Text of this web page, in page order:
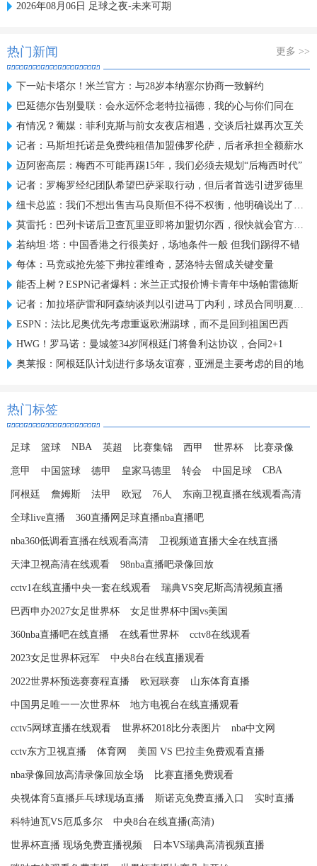
2026年08月06日 足球之夜-未来可期
热门新闻 更多 >>
下一站卡塔尔！米兰官方：与28岁本纳塞尔协商一致解约
巴延德尔告别曼联：会永远怀念老特拉福德，我的心与你们同在
有情况？葡媒：菲利克斯与前女友夜店相遇，交谈后社媒再次互关
记者：马斯坦托诺是免费纯租借加盟佛罗伦萨，后者承担全额薪水
迈阿密高层：梅西不可能再踢15年，我们必须去规划“后梅西时代”
记者：罗梅罗经纪团队希望巴萨采取行动，但后者首选引进罗德里
纽卡总监：我们不想出售吉马良斯但不得不权衡，他明确说出了意愿
莫雷托：巴列卡诺后卫查瓦里亚即将加盟切尔西，很快就会官方宣布
若纳坦·塔：中国香港之行很美好，场地条件一般 但我们踢得不错
每体：马竞或抢先签下弗拉霍维奇，瑟洛特去留成关键变量
能否上树？ESPN记者爆料：米兰正式报价博卡青年中场帕雷德斯
记者：加拉塔萨雷和阿森纳谈判以引进马丁内利，球员合同明夏到期
ESPN：法比尼奥优先考虑重返欧洲踢球，而不是回到祖国巴西
HWG！罗马诺：曼城签34岁阿根廷门将鲁利达协议，合同2+1
奥莱报：阿根廷队计划进行多场友谊赛，亚洲是主要考虑的目的地
热门标签
足球 篮球 NBA 英超 比赛集锦 西甲 世界杯 比赛录像
意甲 中国篮球 德甲 皇家马德里 转会 中国足球 CBA
阿根廷 詹姆斯 法甲 欧冠 76人 东南卫视直播在线观看高清
全球live直播 360直播网足球直播nba直播吧
nba360低调看直播在线观看高清 卫视频道直播大全在线直播
天津卫视高清在线观看 98nba直播吧录像回放
cctv1在线直播中央一套在线观看 瑞典VS突尼斯高清视频直播
巴西申办2027女足世界杯 女足世界杯中国vs美国
360nba直播吧在线直播 在线看世界杯 cctv8在线观看
2023女足世界杯冠军 中央8台在线直播观看
2022世界杯预选赛赛程直播 欧冠联赛 山东体育直播
中国男足唯一一次世界杯 地方电视台在线直播观看
cctv5网球直播在线观看 世界杯2018比分表图片 nba中文网
cctv东方卫视直播 体育网 美国 VS 巴拉圭免费观看直播
nba录像回放高清录像回放全场 比赛直播免费观看
央视体育5直播乒乓球现场直播 斯诺克免费直播入口 实时直播
科特迪瓦VS厄瓜多尔 中央8台在线直播(高清)
世界杯直播 现场免费直播视频 日本VS瑞典高清视频直播